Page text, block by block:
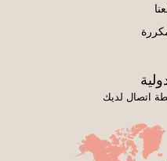
اتصال لديك